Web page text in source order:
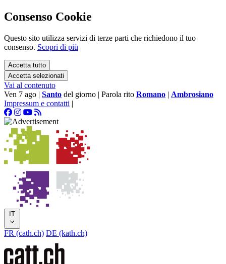
Consenso Cookie
Questo sito utilizza servizi di terze parti che richiedono il tuo
consenso. Scopri di più
Accetta tutto
Accetta selezionati
Vai al contenuto
Ven 7 ago | Santo del giorno | Parola rito Romano | Ambrosiano
Impressum e contatti |
IT
FR (cath.ch) DE (kath.ch)